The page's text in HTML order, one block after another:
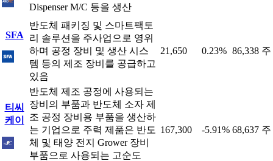
Dispenser M/C 등을 생산
SFA
반도체 패키징 및 스마트팩토
리 솔루션을 주사업으로 영위
하며 공정 장비 및 생산 시스
템 등의 제조 장비를 공급하고
있음
21,650 0.23% 86,338 주
티씨
케이
반도체 제조 공정에 사용되는
장비의 부품과 반도체 소자 제
조 공정 장비용 부품을 생산하
는 기업으로 주력 제품은 반도
체 및 태양 전지 Grower 장비
부품으로 사용되는 고순도
167,300 -5.91% 68,637 주